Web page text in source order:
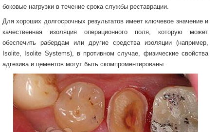
боковые нагрузки в течение срока службы реставрации.
Для хороших долгосрочных результатов имеет ключевое значение и
качественная изоляция операционного поля, которую может
обеспечить рабердам или другие средства изоляции (например,
Isolite, Isolite Systems), в противном случае, физические свойства
адгезива и цементов могут быть скомпроментированы.